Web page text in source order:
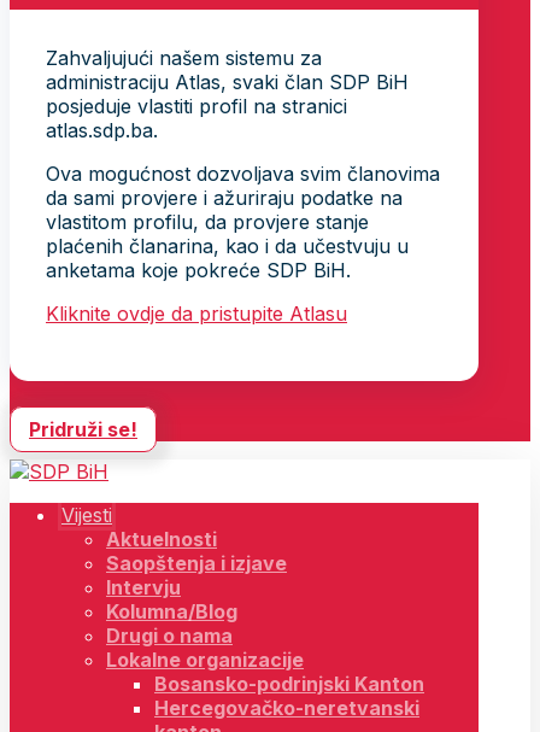
Zahvaljujući našem sistemu za
administraciju Atlas, svaki član SDP BiH
posjeduje vlastiti profil na stranici
atlas.sdp.ba.
Ova mogućnost dozvoljava svim članovima
da sami provjere i ažuriraju podatke na
vlastitom profilu, da provjere stanje
plaćenih članarina, kao i da učestvuju u
anketama koje pokreće SDP BiH.
Kliknite ovdje da pristupite Atlasu
Pridruži se!
Vijesti
Aktuelnosti
Saopštenja i izjave
Intervju
Kolumna/Blog
Drugi o nama
Lokalne organizacije
Bosansko-podrinjski Kanton
Hercegovačko-neretvanski